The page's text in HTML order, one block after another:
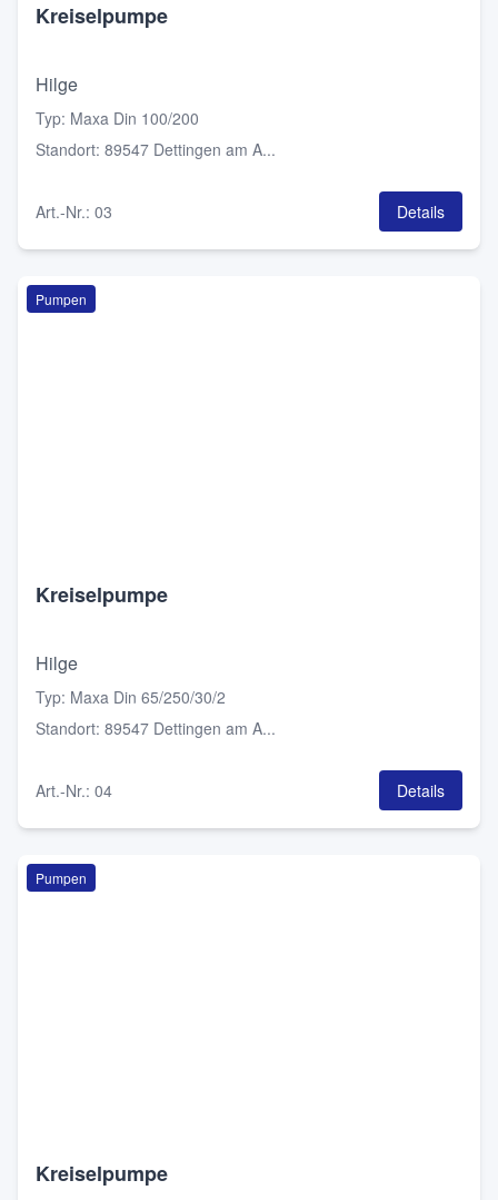
Kreiselpumpe
Hilge
Typ: Maxa Din 100/200
Standort: 89547 Dettingen am A...
Art.-Nr.: 03 Details
Pumpen
Kreiselpumpe
Hilge
Typ: Maxa Din 65/250/30/2
Standort: 89547 Dettingen am A...
Art.-Nr.: 04 Details
Pumpen
Kreiselpumpe